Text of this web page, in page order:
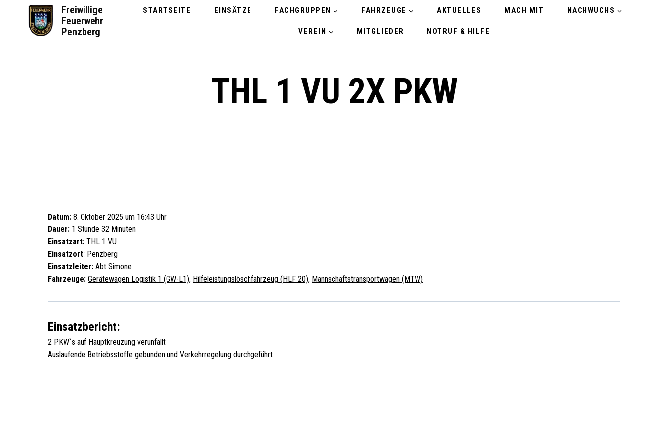
Freiwillige
Feuerwehr
Penzberg
STARTSEITE EINSÄTZE FACHGRUPPEN FAHRZEUGE AKTUELLES MACH MIT NACHWUCHS
VEREIN MITGLIEDER NOTRUF & HILFE
THL 1 VU 2X PKW
Datum: 8. Oktober 2025 um 16:43 Uhr
Dauer: 1 Stunde 32 Minuten
Einsatzart: THL 1 VU
Einsatzort: Penzberg
Einsatzleiter: Abt Simone
Fahrzeuge: Gerätewagen Logistik 1 (GW-L1), Hilfeleistungslöschfahrzeug (HLF 20), Mannschaftstransportwagen (MTW)
Einsatzbericht:
2 PKW`s auf Hauptkreuzung verunfallt
Auslaufende Betriebsstoffe gebunden und Verkehrregelung durchgeführt